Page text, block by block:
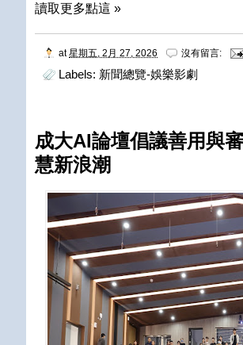
讀取更多點這 »
at星期五, 2月 27, 2026 沒有留言:
Labels: 新聞總覽-娛樂影劇
成大AI論壇倡議善用與
慧新浪潮